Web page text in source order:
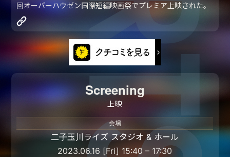
回オーバーハウゼン国際短編映画祭でプレミア上映された。
Screening
上映
会場
二子玉川ライズ スタジオ & ホール
2023.06.16 [Fri] 15:40 – 17:30